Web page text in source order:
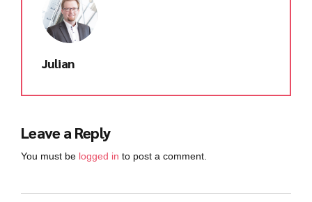
Julian
Leave a Reply
You must be logged in to post a comment.